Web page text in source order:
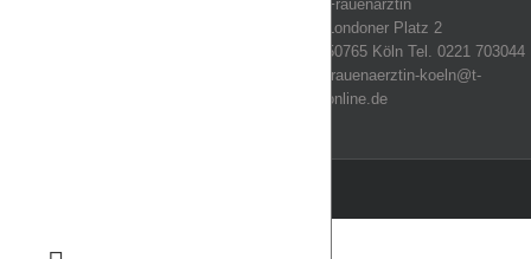
Frauenärztin
Londoner Platz 2
50765 Köln Tel. 0221 703044
frauenaerztin-koeln@t-
online.de